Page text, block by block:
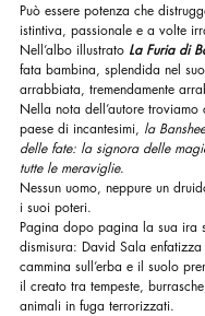
Può essere potenza che
istintiva, passionale e a volte
Nell’albo illustrato La Furia di
fata bambina, splendida nel
arrabbiata, tremendamente
Nella nota dell’autore troviamo
paese di incantesimi, la
delle fate: la signora delle
tutte le meraviglie.
Nessun uomo, neppure un
i suoi poteri.
Pagina dopo pagina la sua ira
dismisura: David Sala
cammina sull’erba e il suolo
il creato tra tempeste,
animali in fuga terrorizzati.